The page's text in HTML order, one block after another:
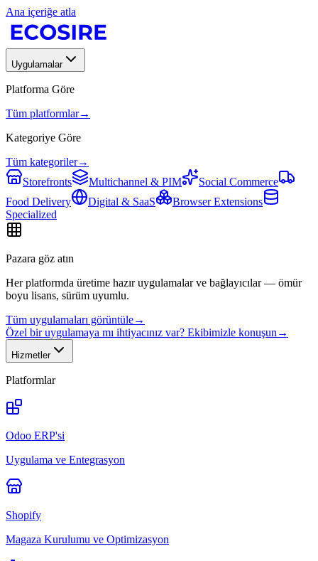
Ana içeriğe atla
Uygulamalar
Platforma Göre
Tüm platformlar→
Kategoriye Göre
Tüm kategoriler→
Storefronts
Multichannel & PIM
Social Commerce
Food Delivery
Digital & SaaS
Browser Extensions
Specialized
Pazara göz atın
Her platformda üretime hazır uygulamalar ve bağlayıcılar — ömür
boyu lisans, sürüm uyumlu.
Tüm uygulamaları görüntüle→
Özel bir uygulamaya mı ihtiyacınız var? Ekibimizle konuşun →
Hizmetler
Platformlar
Odoo ERP'si
Uygulama ve Entegrasyon
Shopify
Magaza Kurulumu ve Optimizasyon